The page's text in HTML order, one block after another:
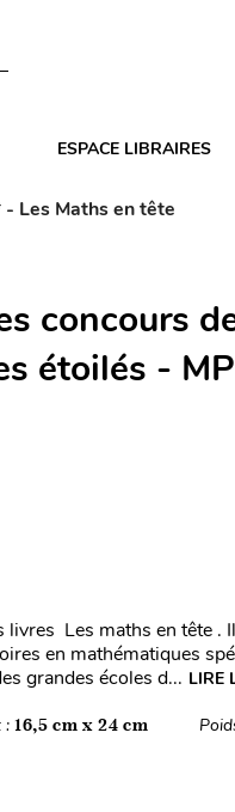
ESPACE LIBRAIRES
Les Maths en tête
concours
étoilés -
Les maths en tête .
en mathématiques
grandes écoles d... LIRE
: 16,5 cm x 24 cm